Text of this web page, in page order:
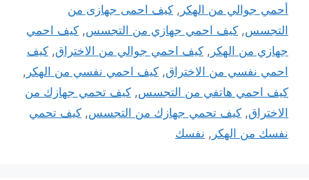
أحمي جوالي من الهكر , كيف احمى جهازى من
التجسس, كيف احمي جهازي من التجسس, كيف احمي
جهازي من الهكر , كيف احمي جوالي من الاختراق, كيف
احمي نفسي من الاختراق, كيف احمي نفسي من الهكر ,
كيف احمي هاتفي من التجسس, كيف تحمي جهازك من
الاختراق, كيف تحمي جهازك من التجسس, كيف تحمي
نفسك من الهكر , نفسك